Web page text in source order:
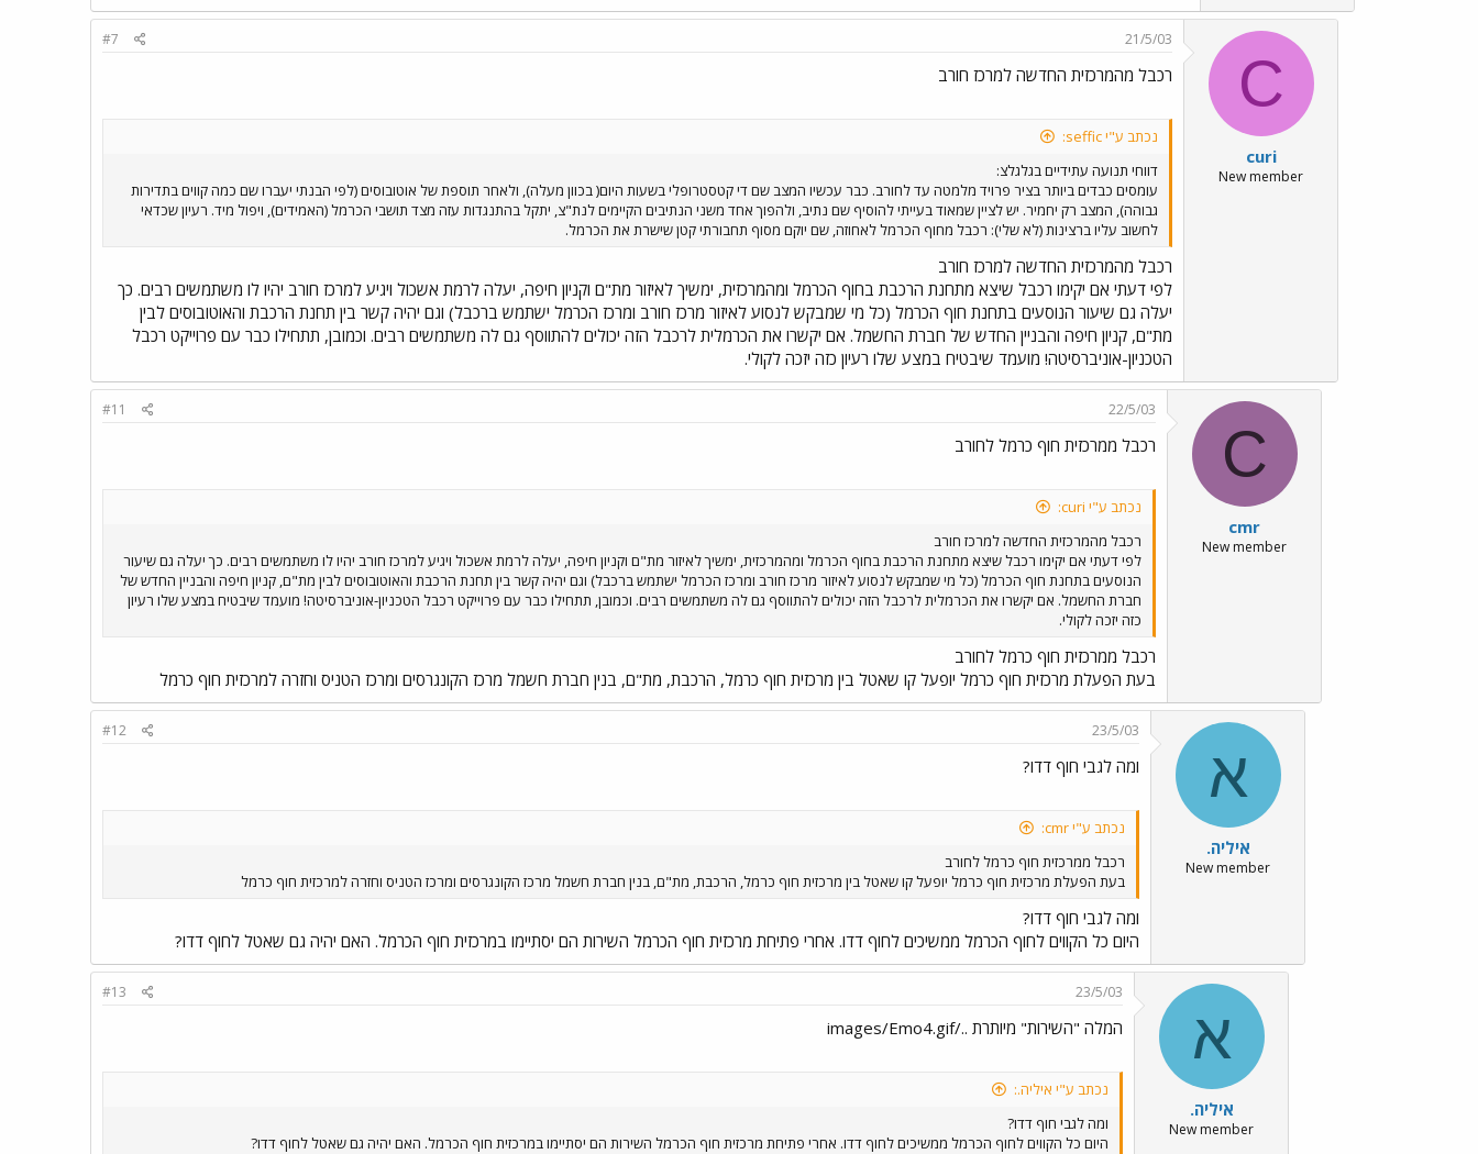
C
curi
New member
21/5/03
#7
רכבל מהמרכזית החדשה למרכז חורב
נכתב ע"י seffic:
דווחי תנועה עתידיים בגלגלצ:
עומסים כבדים ביותר בציר פרויד מלמטה עד לחורב. כבר עכשיו המצב שם די קטסטרופלי בשעות היום( בכוון מעלה), ולאחר תוספת של אוטובוסים (לפי הבנתי יעברו שם כמה קווים בתדירות
גבוהה), המצב רק יחמיר. יש לציין שמאוד בעייתי להוסיף שם נתיב, ולהפוך אחד משני הנתיבים הקיימים לנת"צ, יתקל בהתנגדות עזה מצד תושבי הכרמל (האמידים), ויפול מיד. רעיון שכדאי
לחשוב עליו ברצינות (לא שלי): רכבל מחוף הכרמל לאחוזה, שם יוקם מסוף תחבורתי קטן שישרת את הכרמל.
רכבל מהמרכזית החדשה למרכז חורב
לפי דעתי אם יקימו רכבל שיצא מתחנת הרכבת בחוף הכרמל ומהמרכזית, ימשיך לאיזור מת"ם וקניון חיפה, יעלה לרמת אשכול ויגיע למרכז חורב יהיו לו משתמשים רבים. כך
יעלה גם שיעור הנוסעים בתחנת חוף הכרמל (כל מי שמבקש לנסוע לאיזור מרכז חורב ומרכז הכרמל ישתמש ברכבל) וגם יהיה קשר בין תחנת הרכבת והאוטובוסים לבין
מת"ם, קניון חיפה והבניין החדש של חברת החשמל. אם יקשרו את הכרמלית לרכבל הזה יכולים להתווסף גם לה משתמשים רבים. וכמובן, תתחילו כבר עם פרוייקט רכבל
הטכניון-אוניברסיטה! מועמד שיבטיח במצע שלו רעיון כזה יזכה לקולי.
C
cmr
New member
22/5/03
#11
רכבל ממרכזית חוף כרמל לחורב
נכתב ע"י curi:
רכבל מהמרכזית החדשה למרכז חורב
לפי דעתי אם יקימו רכבל שיצא מתחנת הרכבת בחוף הכרמל ומהמרכזית, ימשיך לאיזור מת"ם וקניון חיפה, יעלה לרמת אשכול ויגיע למרכז חורב יהיו לו משתמשים רבים. כך יעלה גם שיעור
הנוסעים בתחנת חוף הכרמל (כל מי שמבקש לנסוע לאיזור מרכז חורב ומרכז הכרמל ישתמש ברכבל) וגם יהיה קשר בין תחנת הרכבת והאוטובוסים לבין מת"ם, קניון חיפה והבניין החדש של
חברת החשמל. אם יקשרו את הכרמלית לרכבל הזה יכולים להתווסף גם לה משתמשים רבים. וכמובן, תתחילו כבר עם פרוייקט רכבל הטכניון-אוניברסיטה! מועמד שיבטיח במצע שלו רעיון
כזה יזכה לקולי.
רכבל ממרכזית חוף כרמל לחורב
בעת הפעלת מרכזית חוף כרמל יופעל קו שאטל בין מרכזית חוף כרמל, הרכבת, מת"ם, בנין חברת חשמל מרכז הקונגרסים ומרכז הטניס וחזרה למרכזית חוף כרמל
א
איליה.
New member
23/5/03
#12
ומה לגבי חוף דדו?
נכתב ע"י cmr:
רכבל ממרכזית חוף כרמל לחורב
בעת הפעלת מרכזית חוף כרמל יופעל קו שאטל בין מרכזית חוף כרמל, הרכבת, מת"ם, בנין חברת חשמל מרכז הקונגרסים ומרכז הטניס וחזרה למרכזית חוף כרמל
ומה לגבי חוף דדו?
היום כל הקווים לחוף הכרמל ממשיכים לחוף דדו. אחרי פתיחת מרכזית חוף הכרמל השירות הם יסתיימו במרכזית חוף הכרמל. האם יהיה גם שאטל לחוף דדו?
א
איליה.
New member
23/5/03
#13
המלה "השירות" מיותרת ../images/Emo4.gif
נכתב ע"י איליה.:
ומה לגבי חוף דדו?
היום כל הקווים לחוף הכרמל ממשיכים לחוף דדו. אחרי פתיחת מרכזית חוף הכרמל השירות הם יסתיימו במרכזית חוף הכרמל. האם יהיה גם שאטל לחוף דדו?